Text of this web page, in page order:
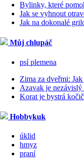
Bylinky, které
Jak se vyhnout
Jak na dokonalé
Můj chlupáč
psí plemena
Zima za dveřmi:
Azavak je
Korat je bystrá
Hobbykuk
úklid
hmyz
praní